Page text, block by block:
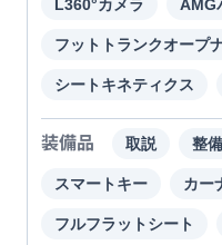
L360°カメラ AMG
フットトランクオープ
シートキネティクス
装備品 取説 整
スマートキー カー
フルフラットシート